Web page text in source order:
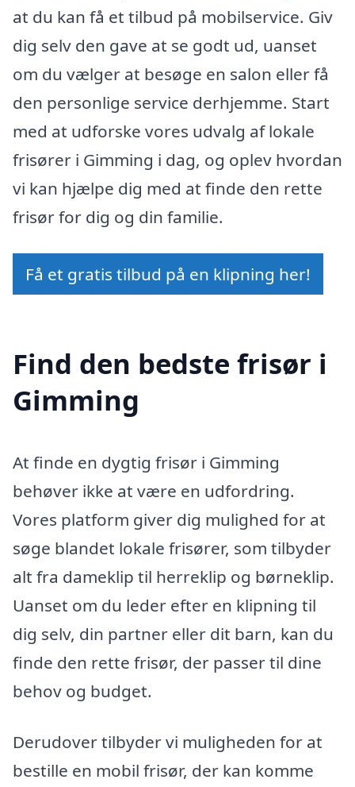
at du kan få et tilbud på mobilservice. Giv
dig selv den gave at se godt ud, uanset
om du vælger at besøge en salon eller få
den personlige service derhjemme. Start
med at udforske vores udvalg af lokale
frisører i Gimming i dag, og oplev hvordan
vi kan hjælpe dig med at finde den rette
frisør for dig og din familie.
Få et gratis tilbud på en klipning her!
Find den bedste frisør i
Gimming
At finde en dygtig frisør i Gimming
behøver ikke at være en udfordring.
Vores platform giver dig mulighed for at
søge blandet lokale frisører, som tilbyder
alt fra dameklip til herreklip og børneklip.
Uanset om du leder efter en klipning til
dig selv, din partner eller dit barn, kan du
finde den rette frisør, der passer til dine
behov og budget.
Derudover tilbyder vi muligheden for at
bestille en mobil frisør, der kan komme